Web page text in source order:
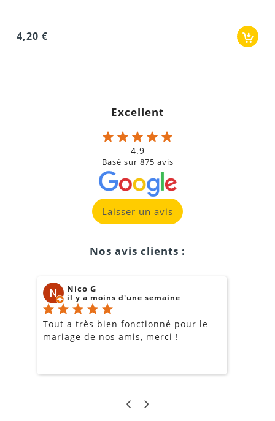
Excellent
4.9
Basé sur 875 avis
Laisser un avis
Nos avis clients :
Nico G
il y a moins d'une semaine
Tout a très bien fonctionné pour le
mariage de nos amis, merci !